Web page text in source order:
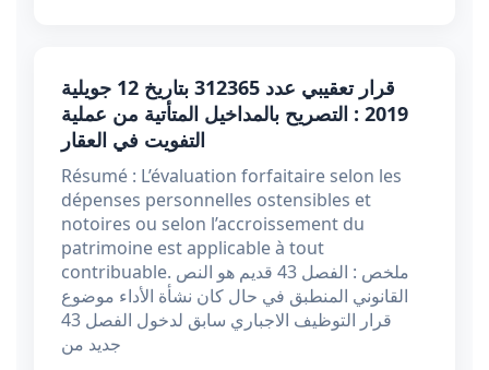
قرار تعقيبي عدد 312365 بتاريخ 12 جويلية
2019 : التصريح بالمداخيل المتأتية من عملية
التفويت في العقار
Résumé : L’évaluation forfaitaire selon les
dépenses personnelles ostensibles et
notoires ou selon l’accroissement du
patrimoine est applicable à tout
contribuable. ملخص : الفصل 43 قديم هو النص
القانوني المنطبق في حال كان نشأة الأداء موضوع
قرار التوظيف الاجباري سابق لدخول الفصل 43
جديد من